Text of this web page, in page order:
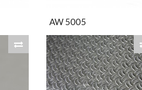
AW 5005